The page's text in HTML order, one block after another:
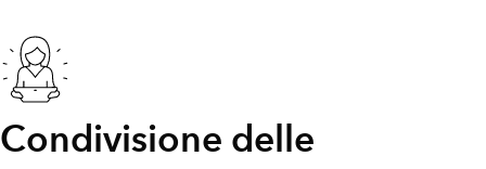
Condivisione delle